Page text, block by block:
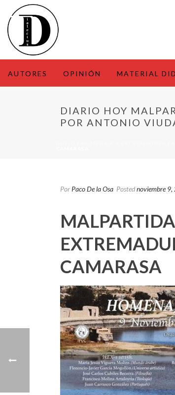
AUTORES OPINIÓN MATERIAL
DIARIO HOY
POR ANTONIO
Por Paco De la Osa Postednoviembre
CAMARASA